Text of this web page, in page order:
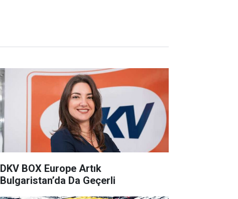
DKV BOX Europe Artık
Bulgaristan’da Da Geçerli